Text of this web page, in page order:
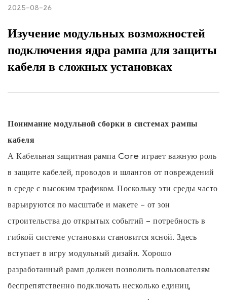
2025-08-26
Изучение модульных возможностей
подключения ядра рампа для защиты
кабеля в сложных установках
Понимание модульной сборки в системах рампы
кабеля
А Кабельная защитная рампа Core играет важную роль
в защите кабелей, проводов и шлангов от повреждений
в среде с высоким трафиком. Поскольку эти среды часто
варьируются по масштабе и макете - от зон
строительства до открытых событий - потребность в
гибкой системе установки становится ясной. Здесь
вступает в игру модульный дизайн. Хорошо
разработанный рамп должен позволить пользователям
беспрепятственно подключать несколько единиц,